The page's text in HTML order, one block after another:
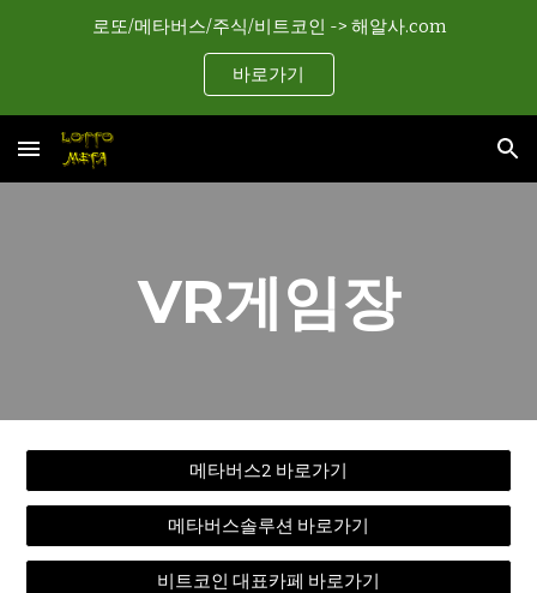
로또/메타버스/주식/비트코인 -> 해알사.com
바로가기
VR게임장
메타버스2 바로가기
메타버스솔루션 바로가기
비트코인 대표카페 바로가기